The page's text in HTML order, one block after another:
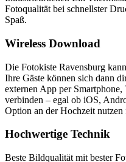
Fotoqualität bei schnellster
Spaß.
Wireless Download
Die Fotokiste Ravensburg
Ihre Gäste können sich dann
externen App per
verbinden – egal ob iOS,
Option an der Hochzeit nutzen
Hochwertige Technik
Beste Bildqualität mit bester